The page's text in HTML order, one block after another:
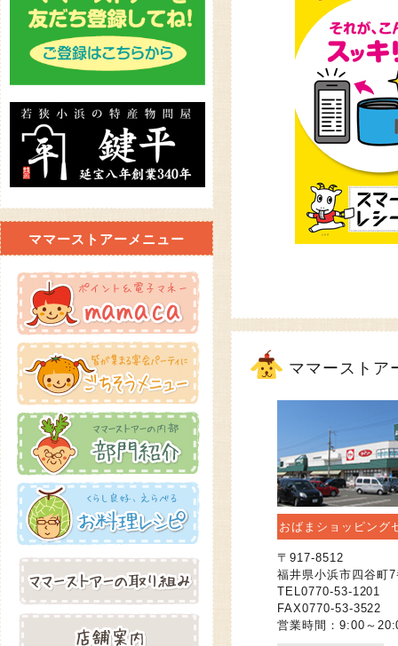
ママーストア
おばまショッピング
〒917-8512
福井県小浜市四谷町
TEL0770-53-1201
FAX0770-53-3522
営業時間：9:00～
ママーストアーメニュー